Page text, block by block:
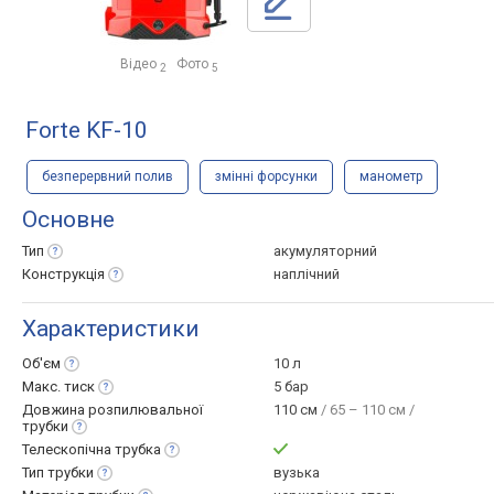
Відео 2 Фото 5
Forte KF-10
безперервний полив змінні форсунки манометр
Основне
Тип
акумуляторний
Конструкція
наплічний
Характеристики
Об'єм
10 л
Макс. тиск
5 бар
Довжина розпилювальної
трубки
110 см / 65 – 110 см /
Телескопічна трубка
Тип трубки
вузька